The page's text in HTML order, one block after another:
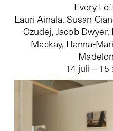
Every
Lauri Ainala, Susan
Czudej, Jacob
Mackay, Hanna-
14 juli –